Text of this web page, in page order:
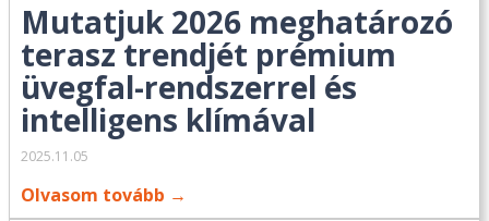
Mutatjuk 2026 meghatározó
terasz trendjét prémium
üvegfal-rendszerrel és
intelligens klímával
2025.11.05
Olvasom tovább →